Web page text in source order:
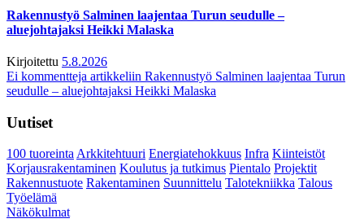
Rakennustyö Salminen laajentaa Turun seudulle –
aluejohtajaksi Heikki Malaska
Kirjoitettu 5.8.2026
Ei kommentteja artikkeliin Rakennustyö Salminen laajentaa Turun
seudulle – aluejohtajaksi Heikki Malaska
Uutiset
100 tuoreintaArkkitehtuuri Energiatehokkuus Infra Kiinteistöt
Korjausrakentaminen Koulutus ja tutkimus Pientalo Projektit
Rakennustuote Rakentaminen Suunnittelu Talotekniikka Talous
Työelämä
Näkökulmat